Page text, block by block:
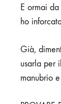
E ormai
ho
Già,
usarla per
manubrio